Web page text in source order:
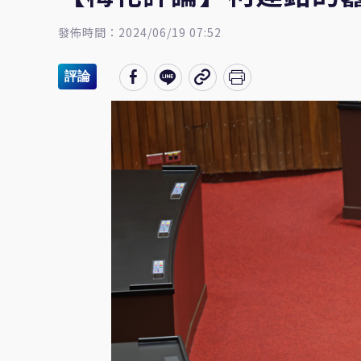
發佈時間：2024/06/19 07:52
評論